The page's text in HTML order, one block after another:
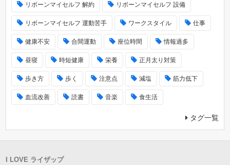
リボーンマイセルフ 解約 リボーンマイセルフ 設備
リボーンマイセルフ 運動苦手 ワークスタイル 仕事
健康不安 合間運動 座位時間 情報過多
昼寝 時短健康 栄養 正月太り対策
歩き方 歩く 注意点 減塩 筋力低下
血流改善 読書 音楽 食生活
タグ一覧
I LOVE ライザップ